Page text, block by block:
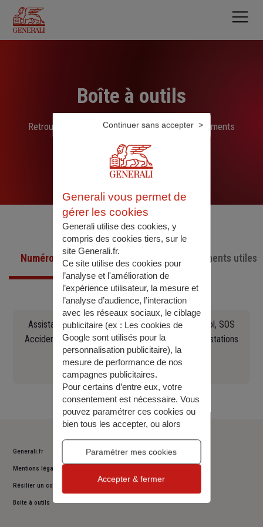
contenu
principal
Boîte à outils
Retrouvez ici les liens, N° de téléphone et documents
sélectionnés par nos soins
Numéro de téléphone utiles Documents utiles
Assistance en cas d'accident, crevaison, panne, vol, SOS
Accident Europ Assistance Constat, recherche de stations
Essence, remorquage (...)
0141858483
Generali.fr
Mentions légales
Résilier un contrat
Boite à outils
Generali vous permet de
gérer les cookies
Generali utilise des cookies, y
compris des cookies tiers, sur le
site Generali.fr.
Ce site utilise des cookies pour
l’analyse et l'amélioration de
l’expérience utilisateur, la mesure et
l’analyse d’audience, l’interaction
avec les réseaux sociaux, le ciblage
publicitaire (ex : Les cookies de
Google sont utilisés pour la
personnalisation publicitaire), la
mesure de performance de nos
campagnes publicitaires.
Pour certains d’entre eux, votre
consentement est nécessaire. Vous
pouvez paramétrer ces cookies ou
bien tous les accepter, ou alors
navigation sans les accepter. Vous
pourrez modifier ce choix à tout
Pour plus d’information,
Paramétrer mes cookies
Continuer sans accepter
Accepter & fermer